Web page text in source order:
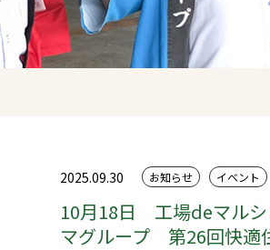
2025.09.30 お知らせ イベント
10月18日 工場deマルシ
マグループ 第26回快適